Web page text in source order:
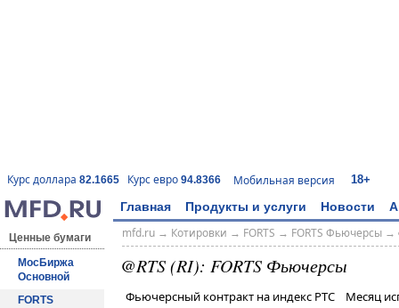
Курс доллара 82.1665 Курс евро 94.8366 Мобильная версия 18+
Главная Продукты и услуги Новости
Ценные бумаги
МосБиржа
Основной
FORTS
mfd.ru→ Котировки → FORTS → FORTS Фьючерсы→
@RTS (RI): FORTS Фьючерсы
Фьючерсный контракт на индекс РТС Месяц